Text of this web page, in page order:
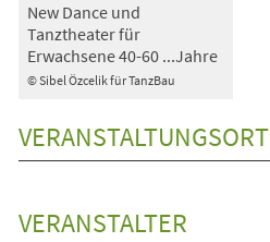
© Sibel Özcelik für TanzBau
New Dance und
Tanztheater für
Erwachsene 40-60 ...Jahre
VERANSTALTUNGSORT
VERANSTALTER